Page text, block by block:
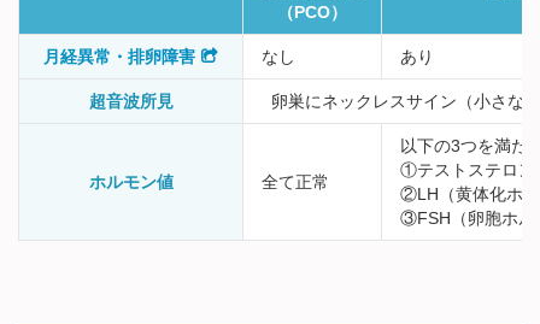
（PCO）
月経異常・排卵障害 なし あり
超音波所見 卵巣にネックレスサイン（小さな
ホルモン値 全て正常
以下の3つを満た
①テストステロン
②LH（黄体化ホ
③FSH（卵胞ホル